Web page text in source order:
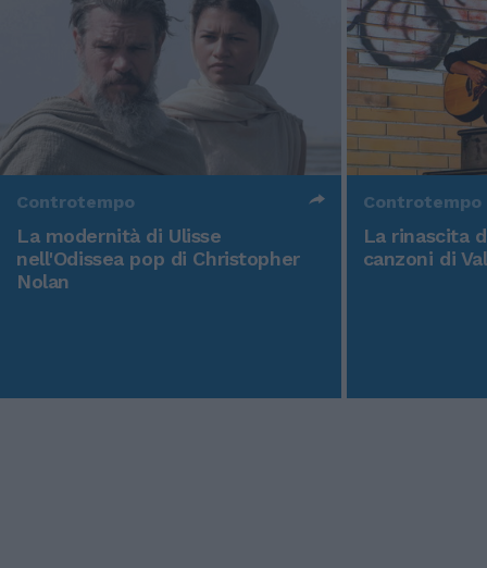
Controtempo
La modernità di Ulisse
nell'Odissea pop di Christopher
Nolan
Controtempo
La rinascita
canzoni di